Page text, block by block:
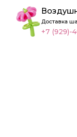
Доставка
+7 (929)-